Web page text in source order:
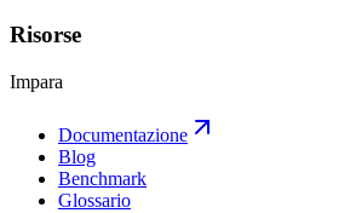
Risorse
Impara
Documentazione
Blog
Benchmark
Glossario